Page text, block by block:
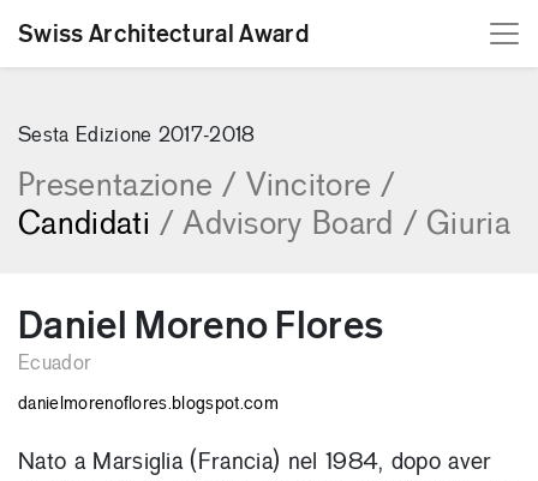
Swiss Architectural Award
Sesta Edizione 2017-2018
Presentazione / Vincitore /
Candidati / Advisory Board / Giuria
Daniel Moreno Flores
Ecuador
danielmorenoflores.blogspot.com
Nato a Marsiglia (Francia) nel 1984, dopo aver